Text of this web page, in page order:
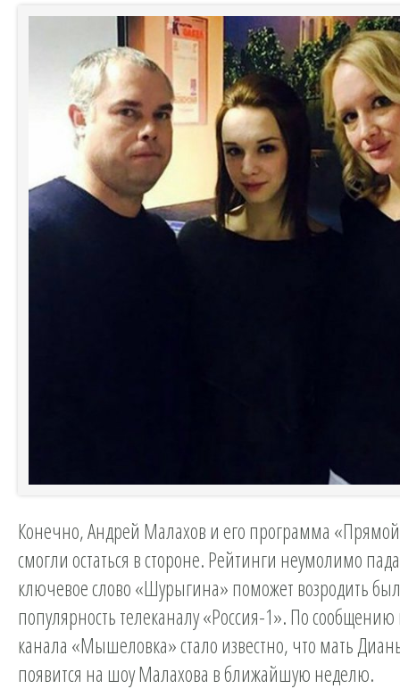
Конечно, Андрей Малахов и его программа
смогли остаться в стороне. Рейтинги неумолимо
ключевое слово «Шурыгина» поможет возродить
популярность телеканалу «Россия-1». По
канала «Мышеловка» стало известно, что мать
появится на шоу Малахова в ближайшую неделю.